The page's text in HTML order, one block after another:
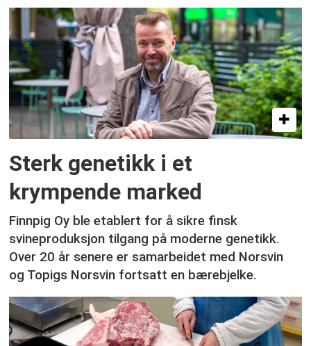
Sterk genetikk i et
krympende marked
Finnpig Oy ble etablert for å sikre finsk
svineproduksjon tilgang på moderne genetikk.
Over 20 år senere er samarbeidet med Norsvin
og Topigs Norsvin fortsatt en bærebjelke.